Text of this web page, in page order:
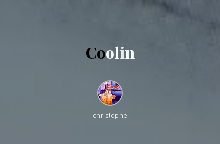
Coolin
christophe